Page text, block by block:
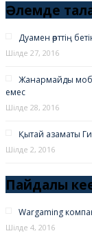
Әлемде
Дуамен өрттің
Шілде 27, 2016
Жанармайды
емес
Шілде 28, 2016
Қытай азаматы
Шілде 2, 2016
Пайдалы
Wargaming
Шілде 4, 2016